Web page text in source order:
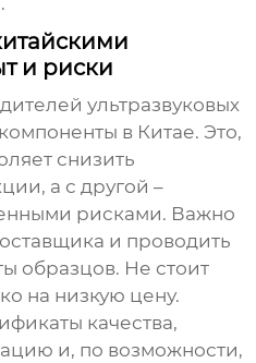
и риски
ультразвуковых
в Китае. Это,
снизить
а с другой –
рисками. Важно
и проводить
образцов. Не стоит
на низкую цену.
качества,
и, по возможности,